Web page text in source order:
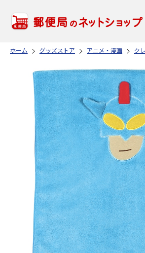
ホーム グッズストア アニメ・漫画 ク